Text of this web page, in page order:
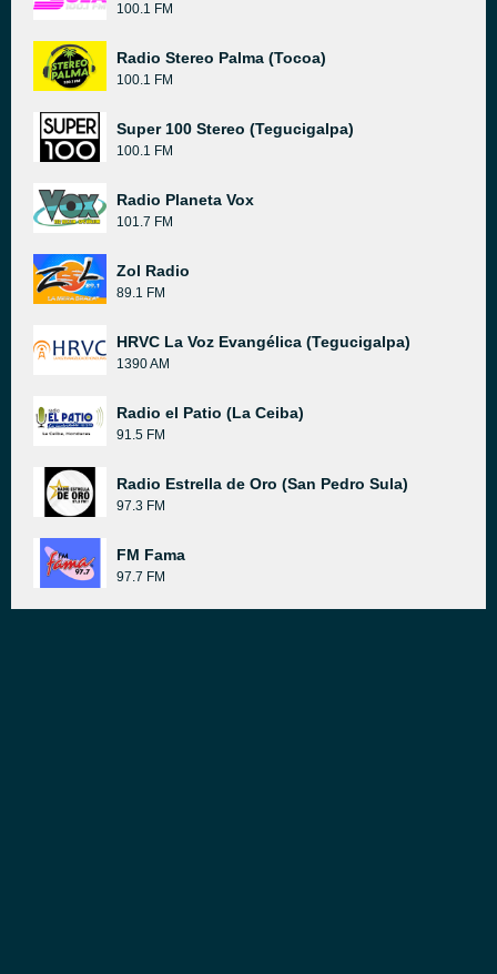
100.1 FM
Radio Stereo Palma (Tocoa)
100.1 FM
Super 100 Stereo (Tegucigalpa)
100.1 FM
Radio Planeta Vox
101.7 FM
Zol Radio
89.1 FM
HRVC La Voz Evangélica (Tegucigalpa)
1390 AM
Radio el Patio (La Ceiba)
91.5 FM
Radio Estrella de Oro (San Pedro Sula)
97.3 FM
FM Fama
97.7 FM